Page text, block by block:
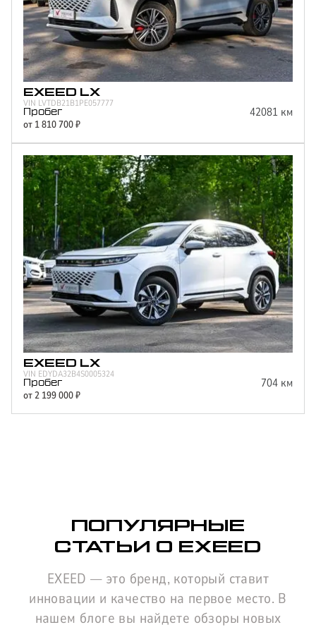
Объем двигателя
1.5
1.6
Мощность двигателя
147
150
197
249
Цвет
Синий
Серый
Белый
Красный
Черный
Фиолетовый
EXEED LX
VIN LVTDB21B1PE057777
Пробег 42081 км
от 1 810 700₽
EXEED LX
VIN EDYDA32B4S0005324
Пробег 704 км
от2 199 000₽
ПОПУЛЯРНЫЕ
СТАТЬИ О EXEED
EXEED — это бренд, который ставит
инновации и качество на первое место. В
нашем блоге вы найдете обзоры новых